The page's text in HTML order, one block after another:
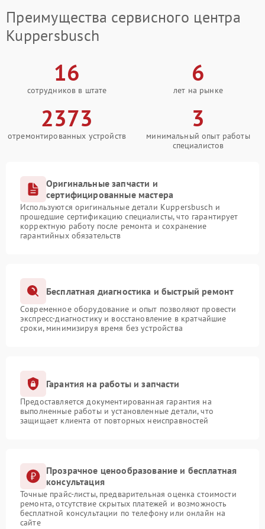
Преимущества сервисного центра
Kuppersbusch
16
сотрудников в штате
6
лет на рынке
2373
отремонтированных устройств
3
минимальный опыт работы
специалистов
Оригинальные запчасти и
сертифицированные мастера
Используются оригинальные детали Kuppersbusch и
прошедшие сертификацию специалисты, что гарантирует
корректную работу после ремонта и сохранение
гарантийных обязательств
Бесплатная диагностика и быстрый ремонт
Современное оборудование и опыт позволяют провести
экспресс-диагностику и восстановление в кратчайшие
сроки, минимизируя время без устройства
Гарантия на работы и запчасти
Предоставляется документированная гарантия на
выполненные работы и установленные детали, что
защищает клиента от повторных неисправностей
Прозрачное ценообразование и бесплатная
консультация
Точные прайс-листы, предварительная оценка стоимости
ремонта, отсутствие скрытых платежей и возможность
бесплатной консультации по телефону или онлайн на
сайте